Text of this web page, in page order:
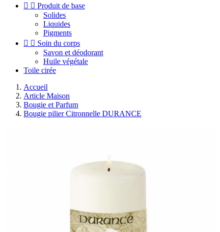
  Produit de base
Solides
Liquides
Pigments
  Soin du corps
Savon et déodorant
Huile végétale
Toile cirée
Accueil
Article Maison
Bougie et Parfum
Bougie pilier Citronnelle DURANCE